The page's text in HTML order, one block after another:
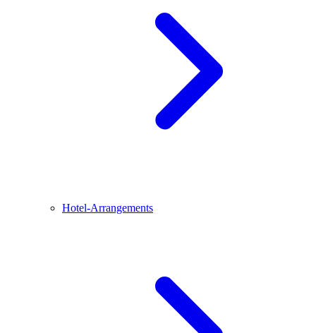
Hotel-Arrangements